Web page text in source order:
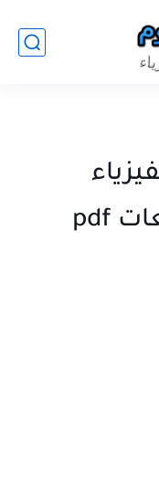
النووية لطلاب الجامعات pdf